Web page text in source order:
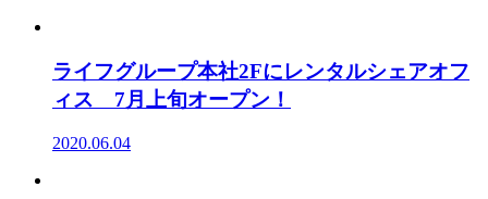
ライフグループ本社2Fにレンタルシェアオフ
ィス 7月上旬オープン！
2020.06.04